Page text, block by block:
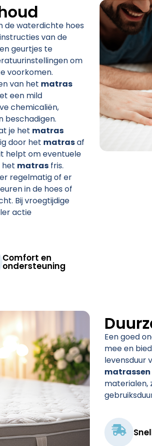
de waterdichte hoes
van de
geurtjes te
om
voorkomen.
van het matras
een mild
chemicaliën,
beschadigen.
je het matras
door het matrasaf
helpt om eventuele
het matras fris.
regelmatig of er
in de hoes of
Bij vroegtijdige
actie
Comfort en
ondersteuning​
Een goed
mee en
levensduur
matrassen
materialen,